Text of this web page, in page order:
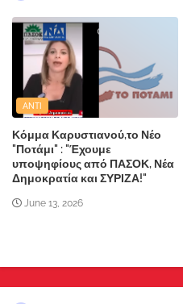
ANTI
Κόμμα Καρυστιανού,το Νέο
"Ποτάμι" : "Έχουμε
υποψηφίους από ΠΑΣΟΚ, Νέα
Δημοκρατία και ΣΥΡΙΖΑ!"
June 13, 2026